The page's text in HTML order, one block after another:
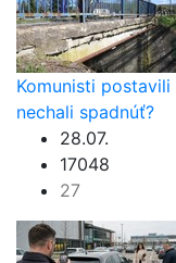
Komunisti
nechali spadnúť?
28.07.
17048
27